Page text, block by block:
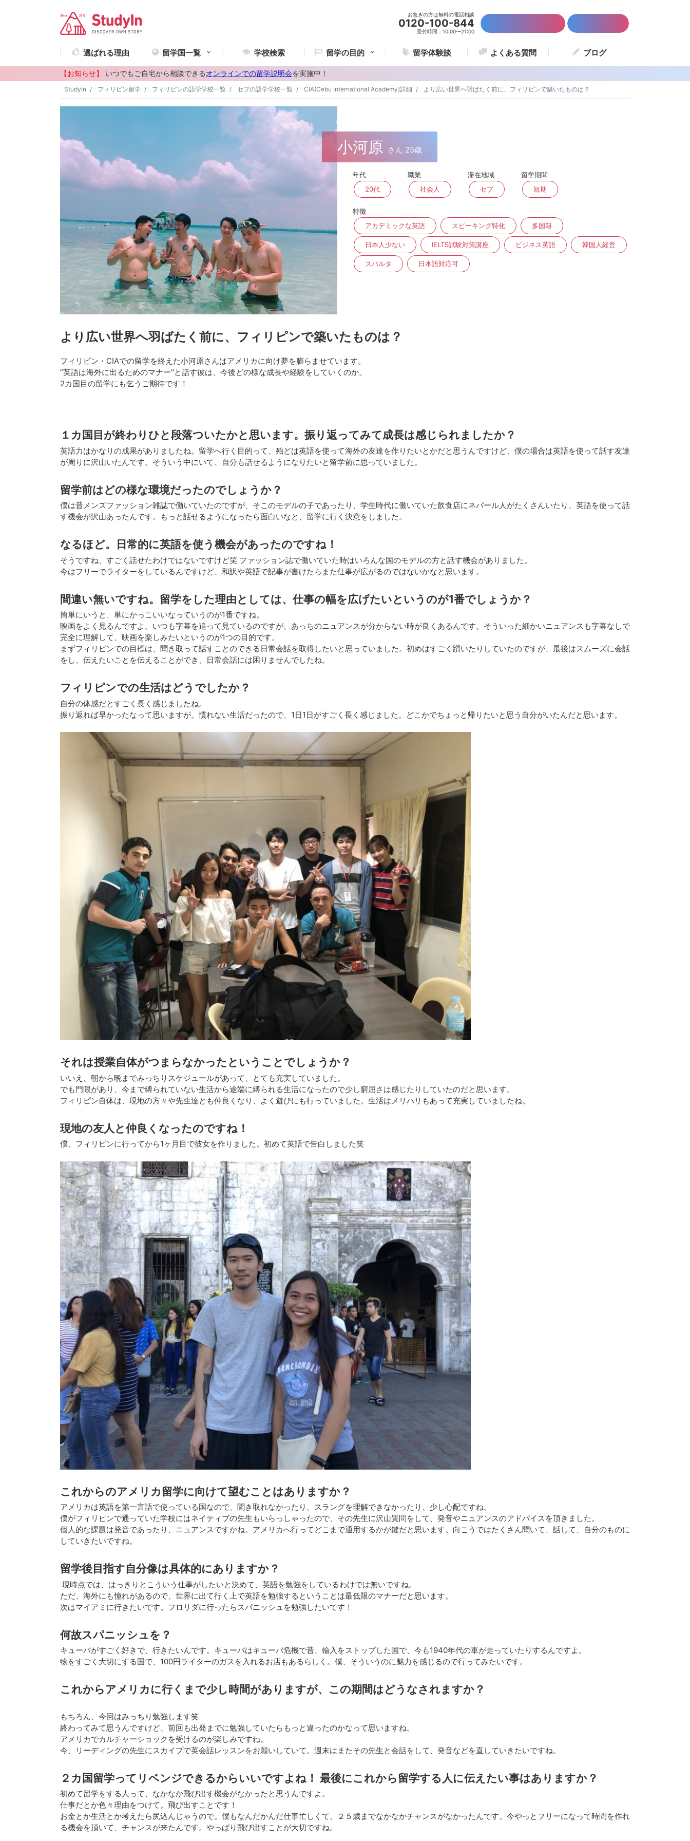
お急ぎの方は無料の電話相談
0120-100-844
受付時間：10:00〜21:00
選ばれる理由 留学国一覧 学校検索 留学の目的 留学体験談 よくある質問 ブログ
【お知らせ】 いつでもご自宅から相談できるオンラインでの留学説明会を実施中！
StudyIn フィリピン留学 フィリピンの語学学校一覧 セブの語学学校一覧 CIA(Cebu International Academy)詳細 より広い世界へ羽ばたく前に、フィリピンで築いたものは？
小河原 さん 25歳
年代
20代
職業
社会人
滞在地域
セブ
留学期間
短期
特徴
アカデミックな英語
スピーキング特化 多国籍
日本人少ない IELTS試験対策講座 ビジネス英語 韓国人経営
スパルタ 日本語対応可
より広い世界へ羽ばたく前に、フィリピンで築いたものは？
フィリピン・CIAでの留学を終えた小河原さんはアメリカに向け夢を膨らませています。
”英語は海外に出るためのマナー"と話す彼は、今後どの様な成長や経験をしていくのか。
2カ国目の留学にも乞うご期待です！
１カ国目が終わりひと段落ついたかと思います。振り返ってみて成長は感じられましたか？
英語力はかなりの成果がありましたね。留学へ行く目的って、殆どは英語を使って海外の友達を作りたいとかだと思うんですけど、僕の場合は英語を使って話す友達
が周りに沢山いたんです。そういう中にいて、自分も話せるようになりたいと留学前に思っていました。
留学前はどの様な環境だったのでしょうか？
僕は昔メンズファッション雑誌で働いていたのですが、そこのモデルの子であったり、学生時代に働いていた飲食店にネパール人がたくさんいたり、英語を使って話
す機会が沢山あったんです。もっと話せるようになったら面白いなと、留学に行く決意をしました。
なるほど。日常的に英語を使う機会があったのですね！
そうですね、すごく話せたわけではないですけど笑 ファッション誌で働いていた時はいろんな国のモデルの方と話す機会がありました。
今はフリーでライターをしているんですけど、和訳や英語で記事が書けたらまた仕事が広がるのではないかなと思います。
間違い無いですね。留学をした理由としては、仕事の幅を広げたいというのが1番でしょうか？
簡単にいうと、単にかっこいいなっていうのが1番ですね。
映画をよく見るんですよ。いつも字幕を追って見ているのですが、あっちのニュアンスが分からない時が良くあるんです。そういった細かいニュアンスも字幕なしで
完全に理解して、映画を楽しみたいというのが1つの目的です。
まずフィリピンでの目標は、聞き取って話すことのできる日常会話を取得したいと思っていました。初めはすごく躓いたりしていたのですが、最後はスムーズに会話
をし、伝えたいことを伝えることができ、日常会話には困りませんでしたね。
フィリピンでの生活はどうでしたか？
自分の体感だとすごく長く感じましたね。
振り返れば早かったなって思いますが。慣れない生活だったので、1日1日がすごく長く感じました。どこかでちょっと帰りたいと思う自分がいたんだと思います。
それは授業自体がつまらなかったということでしょうか？
いいえ、朝から晩までみっちりスケジュールがあって、とても充実していました。
でも門限があり、今まで縛られていない生活から途端に縛られる生活になったので少し窮屈さは感じたりしていたのだと思います。
フィリピン自体は、現地の方々や先生達とも仲良くなり、よく遊びにも行っていました。生活はメリハリもあって充実していましたね。
現地の友人と仲良くなったのですね！
僕、フィリピンに行ってから1ヶ月目で彼女を作りました。初めて英語で告白しました笑
これからのアメリカ留学に向けて望むことはありますか？
アメリカは英語を第一言語で使っている国なので、聞き取れなかったり、スラングを理解できなかったり、少し心配ですね。
僕がフィリピンで通っていた学校にはネイティブの先生もいらっしゃったので、その先生に沢山質問をして、発音やニュアンスのアドバイスを頂きました。
個人的な課題は発音であったり、ニュアンスですかね。アメリカへ行ってどこまで通用するかが鍵だと思います。向こうではたくさん聞いて、話して、自分のものに
していきたいですね。
留学後目指す自分像は具体的にありますか？
現時点では、はっきりとこういう仕事がしたいと決めて、英語を勉強をしているわけでは無いですね。
ただ、海外にも憧れがあるので、世界に出て行く上で英語を勉強するということは最低限のマナーだと思います。
次はマイアミに行きたいです。フロリダに行ったらスパニッシュを勉強したいです！
何故スパニッシュを？
キューバがすごく好きで、行きたいんです。キューバはキューバ危機で昔、輸入をストップした国で、今も1940年代の車が走っていたりするんですよ。
物をすごく大切にする国で、100円ライターのガスを入れるお店もあるらしく。僕、そういうのに魅力を感じるので行ってみたいです。
これからアメリカに行くまで少し時間がありますが、この期間はどうなされますか？
もちろん、今回はみっちり勉強します笑
終わってみて思うんですけど、前回も出発までに勉強していたらもっと違ったのかなって思いますね。
アメリカでカルチャーショックを受けるのが楽しみですね。
今、リーディングの先生にスカイプで英会話レッスンをお願いしていて。週末はまたその先生と会話をして、発音などを直していきたいですね。
２カ国留学ってリベンジできるからいいですよね！ 最後にこれから留学する人に伝えたい事はありますか？
初めて留学をする人って、なかなか飛び出す機会がなかったと思うんですよ。
仕事だとか色々理由をつけて。飛び出すことです！
お金とか生活とか考えたら尻込んじゃうので。僕もなんだかんだ仕事忙しくて、２５歳までなかなかチャンスがなかったんです。今やっとフリーになって時間を作れ
る機会を頂いて、チャンスが来たんです。やっぱり飛び出すことが大切ですね。